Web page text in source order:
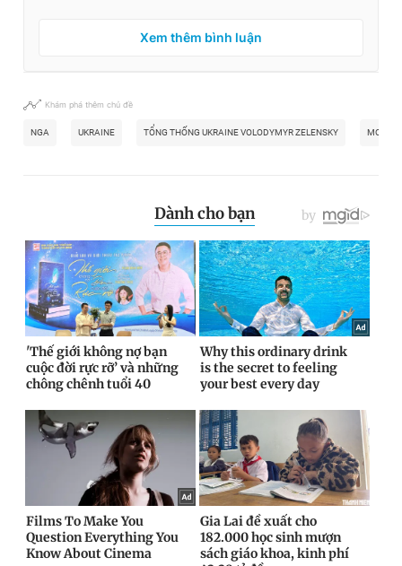
Xem thêm bình luận
Khám phá thêm chủ đề
NGA UKRAINE TỔNG THỐNG UKRAINE VOLODYMYR ZELENSKY